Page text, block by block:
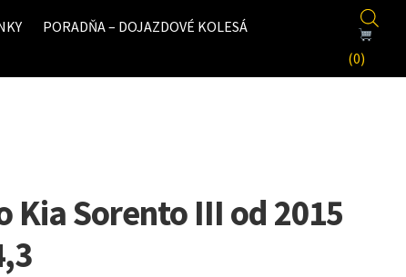
PORADŇA – DOJAZDOVÉ KOLESÁ
(0)
Kia Sorento III od 2015